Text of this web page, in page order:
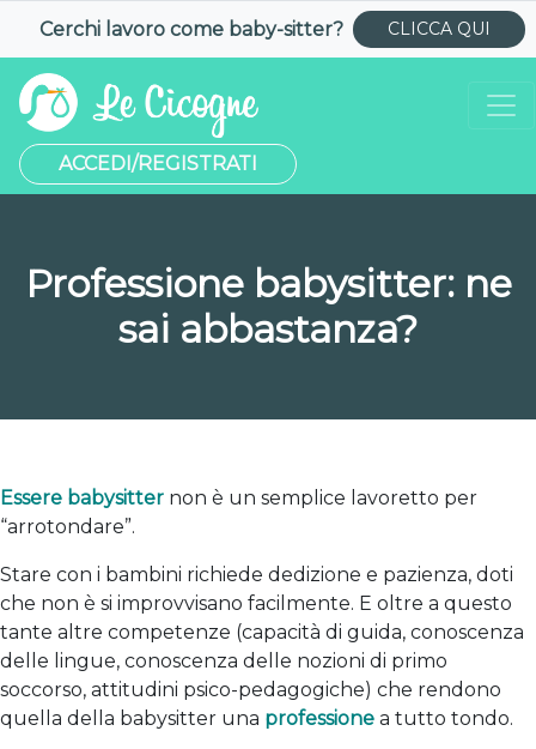
Cerchi lavoro come baby-sitter? CLICCA QUI
ACCEDI/REGISTRATI
Professione babysitter: ne
sai abbastanza?
Essere babysitter non è un semplice lavoretto per
“arrotondare”.
Stare con i bambini richiede dedizione e pazienza, doti
che non è si improvvisano facilmente. E oltre a questo
tante altre competenze (capacità di guida, conoscenza
delle lingue, conoscenza delle nozioni di primo
soccorso, attitudini psico-pedagogiche) che rendono
quella della babysitter una professione a tutto tondo.